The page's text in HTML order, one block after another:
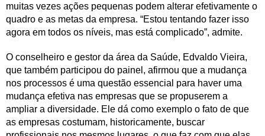
muitas vezes ações pequenas podem alterar efetivamente o
quadro e as metas da empresa. “Estou tentando fazer isso
agora em todos os níveis, mas está complicado”, admite.
O conselheiro e gestor da área da Saúde, Edvaldo Vieira,
que também participou do painel, afirmou que a mudança
nos processos é uma questão essencial para haver uma
mudança efetiva nas empresas que se propuserem a
ampliar a diversidade. Ele dá como exemplo o fato de que
as empresas costumam, historicamente, buscar